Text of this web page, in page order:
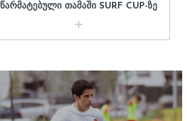
ᲬᲐᲠᲛᲐᲢᲔᲑᲣᲚᲘ ᲗᲐᲛᲐᲨᲘ SURF CUP-ᲖᲔ